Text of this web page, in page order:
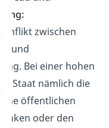
zwischen
und
Bei einer hohen
Staat nämlich die
öffentlichen
oder den